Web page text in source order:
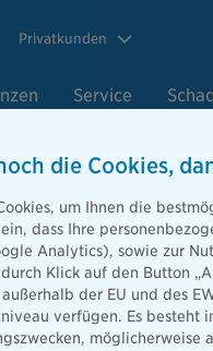
Privatkunden
Service
PLZ oder Ort
PLZ oder Ort
die Cookies,
um Ihnen die
dass Ihre
Analytics), sowie zur
Klick auf den Button
der EU und des
verfügen. Es besteht
möglicherweise